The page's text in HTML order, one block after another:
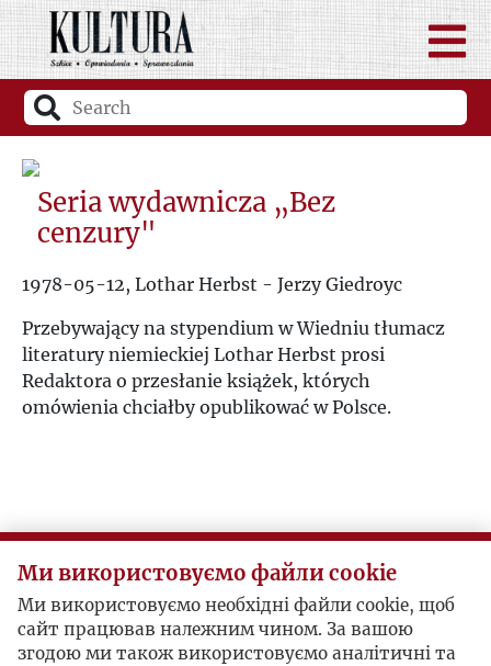
Seria wydawnicza „Bez
cenzury"
1978-05-12, Lothar Herbst - Jerzy Giedroyc
Przebywający na stypendium w Wiedniu tłumacz
literatury niemieckiej Lothar Herbst prosi
Redaktora o przesłanie książek, których
omówienia chciałby opublikować w Polsce.
Ми використовуємо файли cookie
Ми використовуємо необхідні файли cookie, щоб
сайт працював належним чином. За вашою
згодою ми також використовуємо аналітичні та